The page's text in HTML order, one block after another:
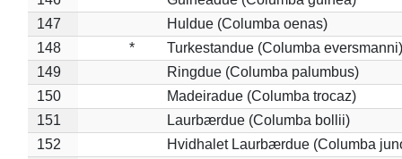
147
Huldue (Columba oenas)
148
*
Turkestandue (Columba eversmanni)
149
Ringdue (Columba palumbus)
150
Madeiradue (Columba trocaz)
151
Laurbærdue (Columba bollii)
152
Hvidhalet Laurbærdue (Columba